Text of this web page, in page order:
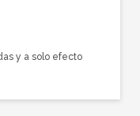
y a solo efecto